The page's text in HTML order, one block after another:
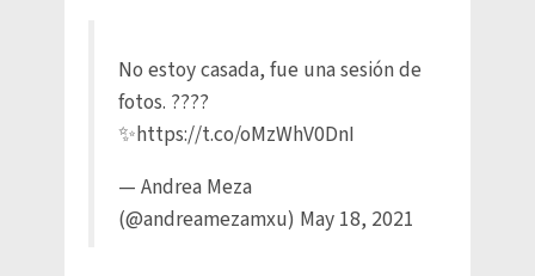
No estoy casada, fue una sesión de
fotos. ????
✨https://t.co/oMzWhV0DnI
— Andrea Meza
(@andreamezamxu) May 18, 2021